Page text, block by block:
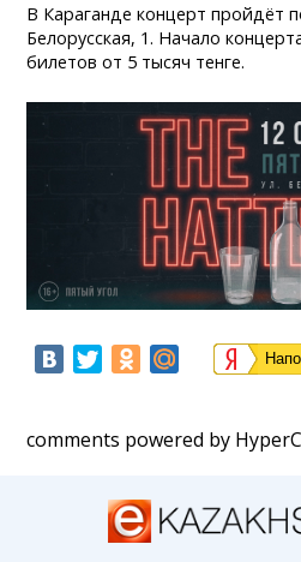
В Караганде концерт пройдёт
Белорусская, 1. Начало
билетов от 5 тысяч тенге.
comments powered by